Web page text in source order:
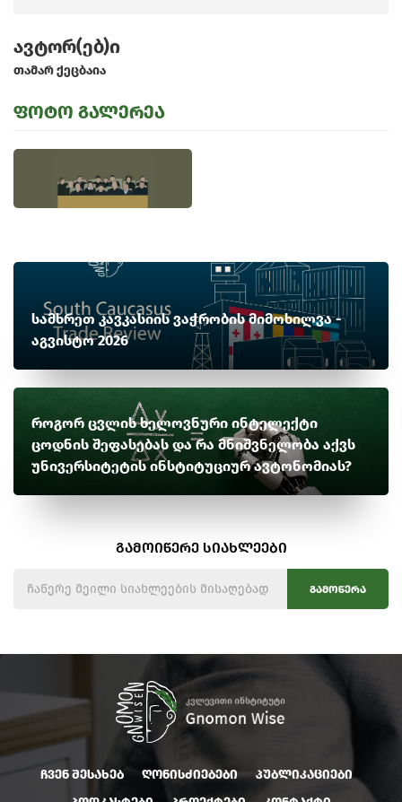
ავტორ(ებ)ი
თამარ ქეცბაია
ფოტო გალერეა
სამხრეთ კავკასიის ვაჭრობის მიმოხილვა -
აგვისტო 2026
როგორ ცვლის ხელოვნური ინტელექტი
ცოდნის შეფასებას და რა მნიშვნელობა აქვს
უნივერსიტეტის ინსტიტუციურ ავტონომიას?
გამოიწერე სიახლეები
გამოწერა
ჩვენ შესახებ ღონისძიებები
პუბლიკაციები